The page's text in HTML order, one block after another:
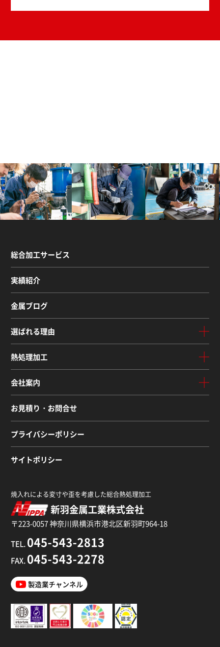
総合加工サービス
実績紹介
金属ブログ
選ばれる理由
熱処理加工
会社案内
お見積り・お問合せ
プライバシーポリシー
サイトポリシー
焼入れによる変寸や歪を考慮した総合熱処理加工
新羽金属工業株式会社
〒223-0057 神奈川県横浜市港北区新羽町964-18
TEL. 045-543-2813
FAX. 045-543-2278
製造業チャンネル